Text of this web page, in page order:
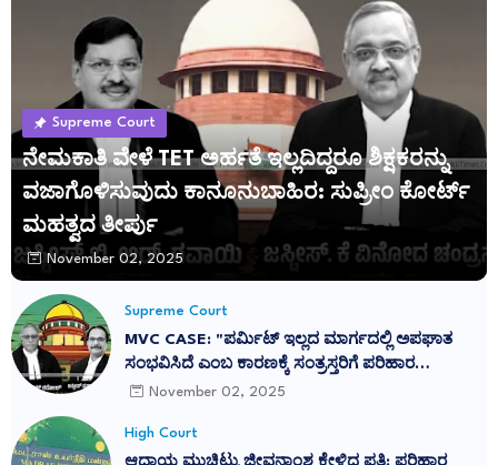
Supreme Court
ನೇಮಕಾತಿ ವೇಳೆ TET ಅರ್ಹತೆ ಇಲ್ಲದಿದ್ದರೂ ಶಿಕ್ಷಕರನ್ನು
ವಜಾಗೊಳಿಸುವುದು ಕಾನೂನುಬಾಹಿರ: ಸುಪ್ರೀಂ ಕೋರ್ಟ್
ಮಹತ್ವದ ತೀರ್ಪು
November 02, 2025
Supreme Court
MVC CASE: "ಪರ್ಮಿಟ್ ಇಲ್ಲದ ಮಾರ್ಗದಲ್ಲಿ ಅಪಘಾತ
ಸಂಭವಿಸಿದೆ ಎಂಬ ಕಾರಣಕ್ಕೆ ಸಂತ್ರಸ್ತರಿಗೆ ಪರಿಹಾರ
ನಿರಾಕರಿಸುವುದು ನ್ಯಾಯವಲ್ಲ": ಕರ್ನಾಟಕ ಹೈಕೋರ್ಟ್
November 02, 2025
High Court
ಆದಾಯ ಮುಚ್ಚಿಟ್ಟು ಜೀವನಾಂಶ ಕೇಳಿದ ಪತ್ನಿ: ಪರಿಹಾರ